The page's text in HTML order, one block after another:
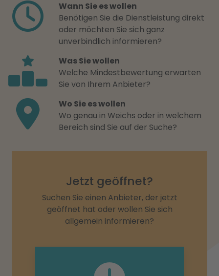
Wann Sie es wollen
Benötigen Sie die Dienstleistung direkt
oder möchten Sie sich ganz
unverbindlich informieren?
Was Sie wollen
Welche Mindestbewertung erwarten
Sie von Ihrem Anbieter?
Wo Sie es wollen
Wo genau in Weichs oder in welchem
Bereich sind Sie auf der Suche?
Jetzt geöffnet?
Suchen Sie einen Anbieter, der jetzt
geöffnet hat oder wollen Sie sich
allgemein informieren?